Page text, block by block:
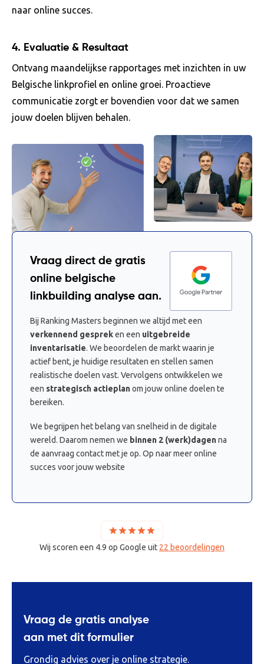
naar online succes.
4. Evaluatie & Resultaat
Ontvang maandelijkse rapportages met inzichten in uw
Belgische linkprofiel en online groei. Proactieve
communicatie zorgt er bovendien voor dat we samen
jouw doelen blijven behalen.
Vraag direct de gratis
online belgische
linkbuilding analyse aan.
Bij Ranking Masters beginnen we altijd met een
verkennend gespreken een uitgebreide
inventarisatie. We beoordelen de markt waarin je
actief bent, je huidige resultaten en stellen samen
realistische doelen vast. Vervolgens ontwikkelen we
een strategisch actieplanom jouw online doelen te
bereiken.
We begrijpen het belang van snelheid in de digitale
wereld. Daarom nemen we binnen 2 (werk)dagenna
de aanvraag contact met je op. Op naar meer online
succes voor jouw website
Wij scoren een 4.9 op Google uit 22 beoordelingen
Vraag de gratis analyse
aan met dit formulier
Grondig advies over je online strategie.